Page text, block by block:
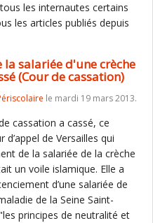
les internautes certains
les articles publiés depuis
la salariée d'une crèche
(Cour de cassation)
le mardi 19 mars 2013.
cassation a cassé, ce
de Versailles qui
de la salariée de la crèche
un voile islamique. Elle a
d’une salariée de
de la Seine Saint-
principes de neutralité et